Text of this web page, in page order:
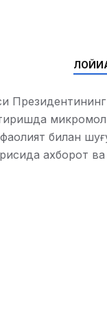
билан
ахборот